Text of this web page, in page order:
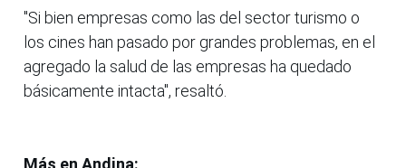
"Si bien empresas como las del sector turismo o
los cines han pasado por grandes problemas, en el
agregado la salud de las empresas ha quedado
básicamente intacta", resaltó.
Más en Andina: